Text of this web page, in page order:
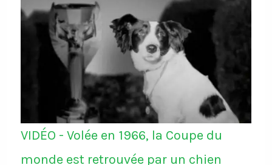
VIDÉO - Volée en 1966, la Coupe du
monde est retrouvée par un chien